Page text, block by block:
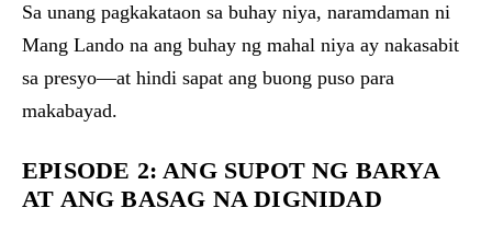
Sa unang pagkakataon sa buhay niya, naramdaman ni
Mang Lando na ang buhay ng mahal niya ay nakasabit
sa presyo—at hindi sapat ang buong puso para
makabayad.
EPISODE 2: ANG SUPOT NG BARYA
AT ANG BASAG NA DIGNIDAD